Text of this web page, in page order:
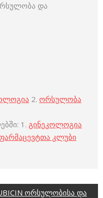
და
2. ორსულობა
1. გინეკოლოგია
კლუბი
ორსულობისა და